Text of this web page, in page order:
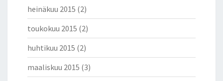
heinäkuu 2015 (2)
toukokuu 2015 (2)
huhtikuu 2015 (2)
maaliskuu 2015 (3)